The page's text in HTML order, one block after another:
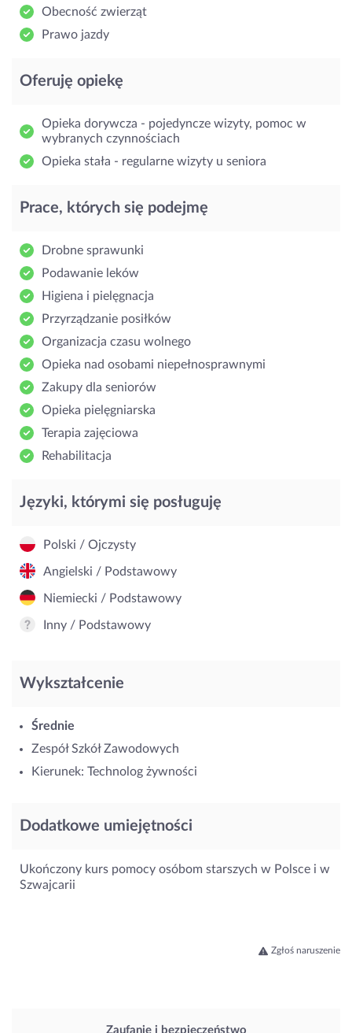
Zaufanie i bezpieczeństwo
Obecność zwierząt
Prawo jazdy
Oferuję opiekę
Opieka dorywcza - pojedyncze wizyty, pomoc w
wybranych czynnościach
Opieka stała - regularne wizyty u seniora
Prace, których się podejmę
Drobne sprawunki
Podawanie leków
Higiena i pielęgnacja
Przyrządzanie posiłków
Organizacja czasu wolnego
Opieka nad osobami niepełnosprawnymi
Zakupy dla seniorów
Opieka pielęgniarska
Terapia zajęciowa
Rehabilitacja
Języki, którymi się posługuję
Polski / Ojczysty
Angielski / Podstawowy
Niemiecki / Podstawowy
Inny / Podstawowy
Wykształcenie
Średnie
Zespół Szkół Zawodowych
Kierunek: Technolog żywności
Dodatkowe umiejętności
Ukończony kurs pomocy osóbom starszych w Polsce i w
Szwajcarii
Zgłoś naruszenie